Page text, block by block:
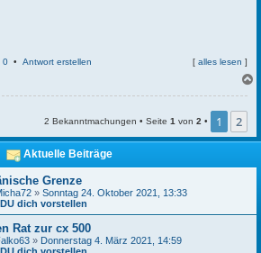
0 • Antwort erstellen [ alles lesen ]
b
n
2 Bekanntmachungen • Seite 1 von 2 • 1 2
Aktuelle Beiträge
Grenze
» Sonntag 24. Oktober 2021, 13:33
dich vorstellen
Rat zur cx 500
» Donnerstag 4. März 2021, 14:59